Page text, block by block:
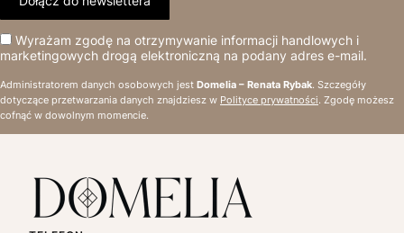
Wyrażam zgodę na otrzymywanie informacji handlowych i
marketingowych drogą elektroniczną na podany adres e-mail.
Administratorem danych osobowych jest Domelia – Renata Rybak. Szczegóły
dotyczące przetwarzania danych znajdziesz w Polityce prywatności. Zgodę możesz
cofnąć w dowolnym momencie.